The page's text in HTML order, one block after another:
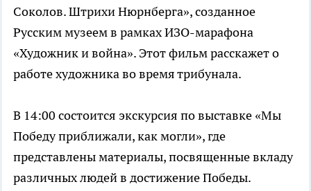
Соколов. Штрихи Нюрнберга», созданное
Русским музеем в рамках ИЗО-марафона
«Художник и война». Этот фильм расскажет о
работе художника во время трибунала.
В 14:00 состоится экскурсия по выставке «Мы
Победу приближали, как могли», где
представлены материалы, посвященные вкладу
различных людей в достижение Победы.